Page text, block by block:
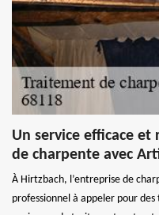
Un service efficace
de charpente avec
À Hirtzbach, l’entreprise de
professionnel à appeler pour